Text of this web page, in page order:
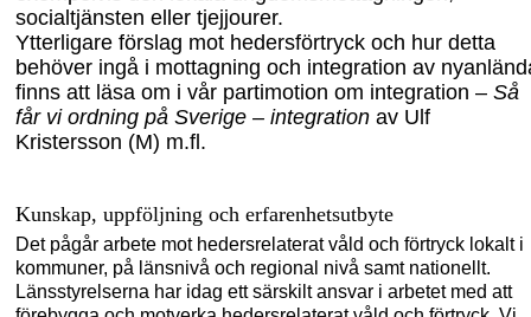
socialtjänsten eller tjejjourer.
Ytterligare förslag mot hedersförtryck och hur detta
behöver ingå i mottagning och integration av
finns att läsa om i vår partimotion om integration – Så
får vi ordning på Sverige – integration av Ulf
Kristersson (M) m.fl.
Kunskap, uppföljning och erfarenhetsutbyte
Det pågår arbete mot hedersrelaterat våld och förtryck lokalt i
kommuner, på länsnivå och regional nivå samtnationellt.
Länsstyrelserna har idag ett särskilt ansvar i arbetet med att